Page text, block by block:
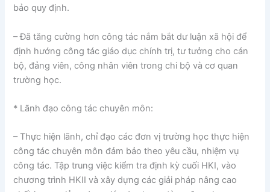
bảo quy định.
– Đã tăng cường hơn công tác nắm bắt dư luận xã hội để
định hướng công tác giáo dục chính trị, tư tưởng cho cán
bộ, đảng viên, công nhân viên trong chi bộ và cơ quan
trường học.
* Lãnh đạo công tác chuyên môn:
– Thực hiện lãnh, chỉ đạo các đơn vị trường học thực hiện
công tác chuyên môn đảm bảo theo yêu cầu, nhiệm vụ
công tác. Tập trung việc kiểm tra định kỳ cuối HKI, vào
chương trình HKII và xây dựng các giải pháp nâng cao